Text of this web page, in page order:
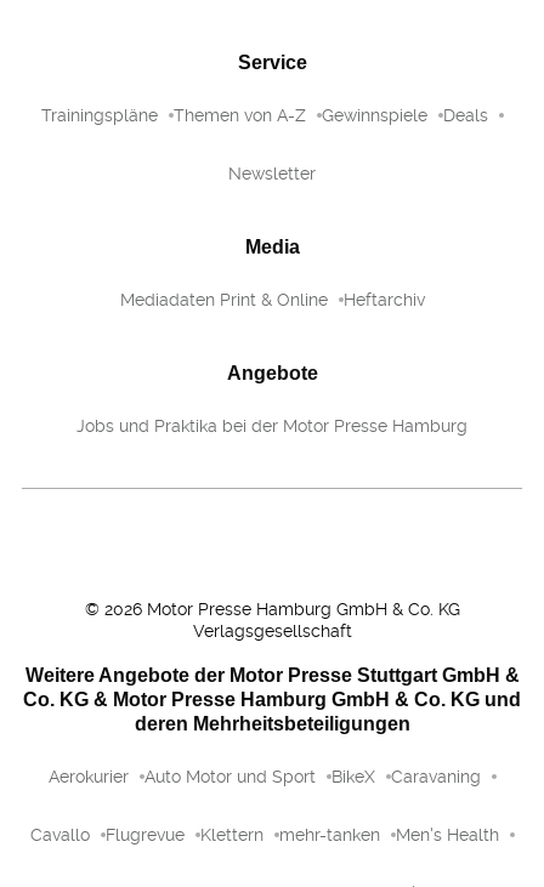
Service
Trainingspläne Themen von A-Z Gewinnspiele Deals
Newsletter
Media
Mediadaten Print & Online Heftarchiv
Angebote
Jobs und Praktika bei der Motor Presse Hamburg
© 2026 Motor Presse Hamburg GmbH & Co. KG
Verlagsgesellschaft
Weitere Angebote der Motor Presse Stuttgart GmbH &
Co. KG & Motor Presse Hamburg GmbH & Co. KG und
deren Mehrheitsbeteiligungen
Aerokurier Auto Motor und Sport BikeX Caravaning
Cavallo Flugrevue Klettern mehr-tanken Men's Health